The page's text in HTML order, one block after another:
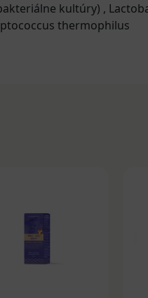
kultúry) ,
thermophilus